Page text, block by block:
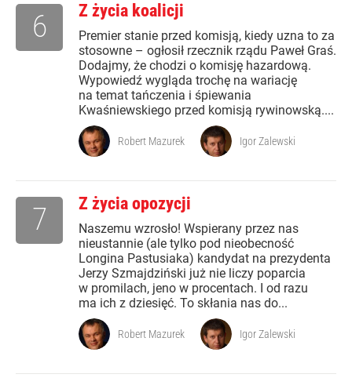
Z życia koalicji
Premier stanie przed komisją, kiedy uzna to za
stosowne – ogłosił rzecznik rządu Paweł Graś.
Dodajmy, że chodzi o komisję hazardową.
Wypowiedź wygląda trochę na wariację
na temat tańczenia i śpiewania
Kwaśniewskiego przed komisją rywinowską....
6
Robert Mazurek Igor Zalewski
Z życia opozycji
Naszemu wzrosło! Wspierany przez nas
nieustannie (ale tylko pod nieobecność
Longina Pastusiaka) kandydat na prezydenta
Jerzy Szmajdziński już nie liczy poparcia
w promilach, jeno w procentach. I od razu
ma ich z dziesięć. To skłania nas do...
7
Robert Mazurek Igor Zalewski